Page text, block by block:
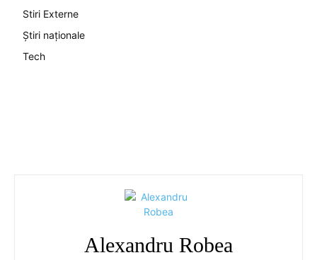
Stiri Externe
Știri naționale
Tech
Alexandru Robea